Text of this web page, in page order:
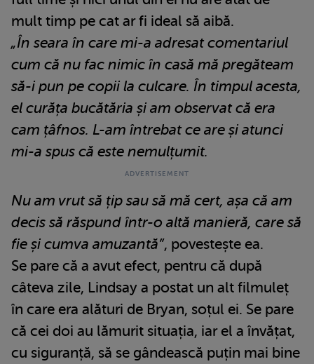
mult timp pe cat ar fi ideal să aibă.
„În seara în care mi-a adresat comentariul
cum că nu fac nimic în casă mă pregăteam
să-i pun pe copii la culcare. În timpul acesta,
el curăța bucătăria și am observat că era
cam țâfnos. L-am întrebat ce are și atunci
mi-a spus că este nemulțumit.
Nu am vrut să țip sau să mă cert, așa că am
decis să răspund într-o altă manieră, care să
fie și cumva amuzantă”, povestește ea.
Se pare că a avut efect, pentru că după
câteva zile, Lindsay a postat un alt filmuleț
în care era alături de Bryan, soțul ei. Se pare
că cei doi au lămurit situația, iar el a învățat,
cu siguranță, să se gândească puțin mai bine